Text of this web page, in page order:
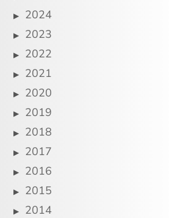
2024
2023
2022
2021
2020
2019
2018
2017
2016
2015
2014